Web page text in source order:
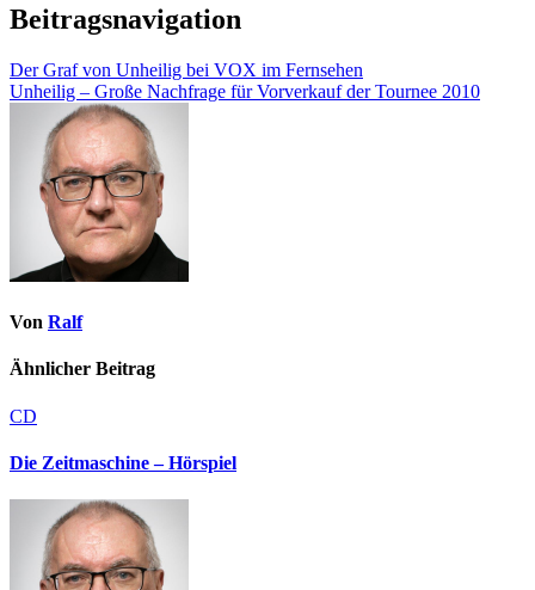
Beitragsnavigation
Der Graf von Unheilig bei VOX im Fernsehen
Unheilig – Große Nachfrage für Vorverkauf der Tournee 2010
Von Ralf
Ähnlicher Beitrag
CD
Die Zeitmaschine – Hörspiel